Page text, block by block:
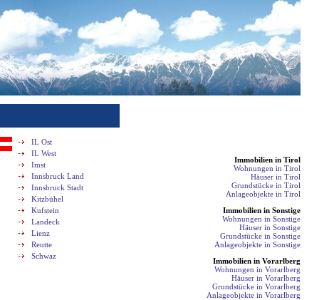
IL Ost
IL West
Imst
Innsbruck Land
Innsbruck Stadt
Kitzbühel
Kufstein
Landeck
Lienz
Reutte
Schwaz
Immobilien in Tirol
Wohnungen in Tirol
Häuser in Tirol
Grundstücke in Tirol
Anlageobjekte in Tirol
Immobilien in Sonstige
Wohnungen in Sonstige
Häuser in Sonstige
Grundstücke in Sonstige
Anlageobjekte in Sonstige
Immobilien in Vorarlberg
Wohnungen in Vorarlberg
Häuser in Vorarlberg
Grundstücke in Vorarlberg
Anlageobjekte in Vorarlberg